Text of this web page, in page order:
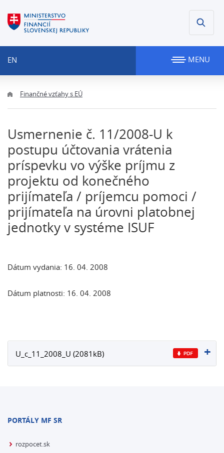
EN MENU
Finančné vzťahy s EÚ
Usmernenie č. 11/2008-U k
postupu účtovania vrátenia
príspevku vo výške príjmu z
projektu od konečného
prijímateľa / príjemcu pomoci /
prijímateľa na úrovni platobnej
jednotky v systéme ISUF
Dátum vydania: 16. 04. 2008
Dátum platnosti: 16. 04. 2008
U_c_11_2008_U (2081kB)
PORTÁLY MF SR
rozpocet.sk